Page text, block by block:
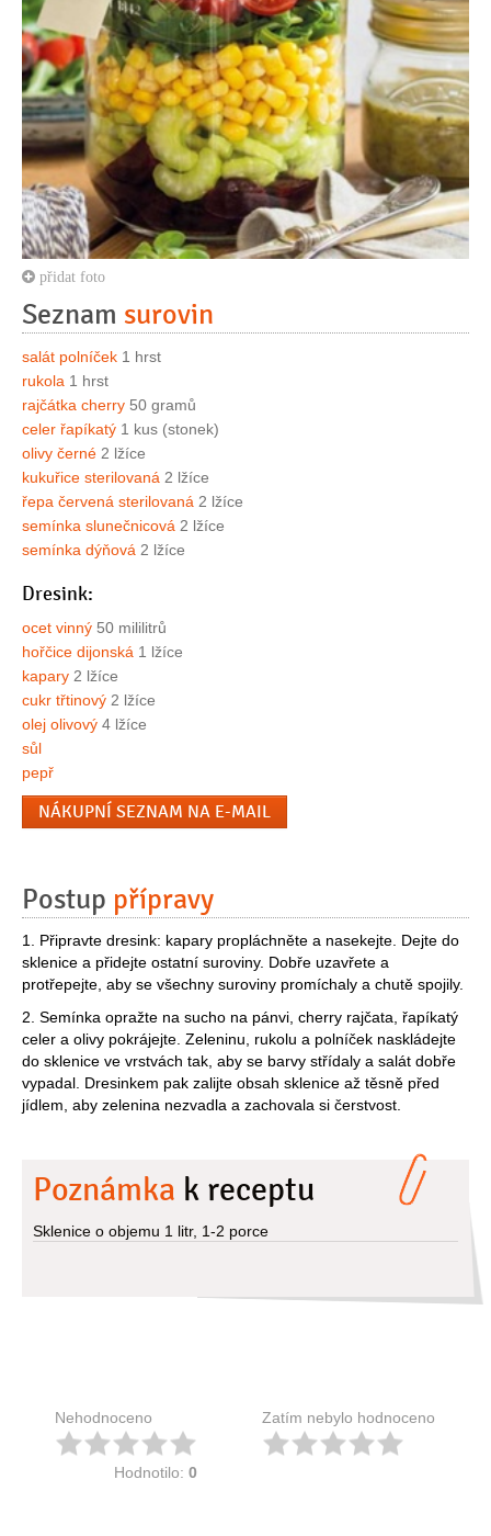
přidat foto
Seznam surovin
salát polníček 1 hrst
rukola 1 hrst
rajčátka cherry 50 gramů
celer řapíkatý 1 kus (stonek)
olivy černé 2 lžíce
kukuřice sterilovaná 2 lžíce
řepa červená sterilovaná 2 lžíce
semínka slunečnicová 2 lžíce
semínka dýňová 2 lžíce
Dresink:
ocet vinný 50 mililitrů
hořčice dijonská 1 lžíce
kapary 2 lžíce
cukr třtinový 2 lžíce
olej olivový 4 lžíce
sůl
pepř
NÁKUPNÍ SEZNAM NA E-MAIL
Postup přípravy
1. Připravte dresink: kapary propláchněte a nasekejte. Dejte do
sklenice a přidejte ostatní suroviny. Dobře uzavřete a
protřepejte, aby se všechny suroviny promíchaly a chutě spojily.
2. Semínka opražte na sucho na pánvi, cherry rajčata, řapíkatý
celer a olivy pokrájejte. Zeleninu, rukolu a polníček naskládejte
do sklenice ve vrstvách tak, aby se barvy střídaly a salát dobře
vypadal. Dresinkem pak zalijte obsah sklenice až těsně před
jídlem, aby zelenina nezvadla a zachovala si čerstvost.
Poznámka k receptu
Sklenice o objemu 1 litr, 1-2 porce
Nehodnoceno
Hodnotilo: 0
Zatím nebylo hodnoceno